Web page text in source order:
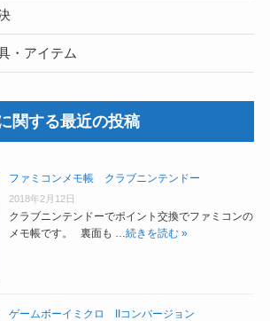
・アイテム
関する最近の投稿
ファミコンメモ帳 クラブニンテンドー
2018年2月12日
クラブニンテンドーでポイント交換でファミコンの
メモ帳です。 裏面も …続きを読む »
ゲームボーイミクロ IIコンバージョン